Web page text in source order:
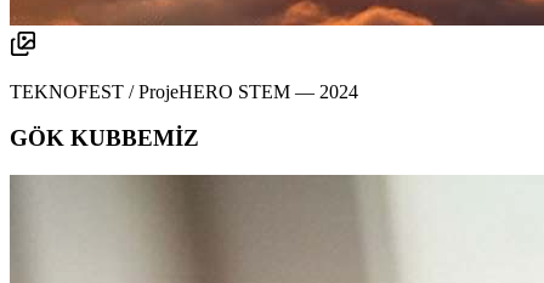
TEKNOFEST / ProjeHERO STEM — 2024
GÖK KUBBEMİZ